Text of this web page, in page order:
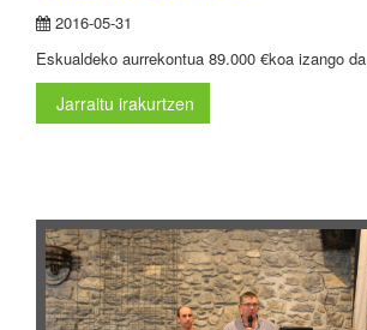
2016-05-31
Eskualdeko aurrekontua 89.000 €koa izango da
Jarraitu irakurtzen